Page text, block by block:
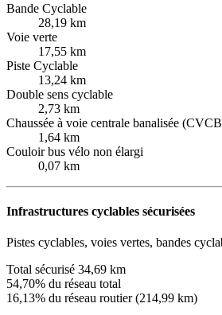
Bande Cyclable
28,19 km
Voie verte
17,55 km
Piste Cyclable
13,24 km
Double sens cyclable
2,73 km
Chaussée à voie centrale banalisée
1,64 km
Couloir bus vélo non élargi
0,07 km
Infrastructures cyclables sécurisées
Pistes cyclables, voies vertes, bandes
Total sécurisé 34,69 km
54,70% du réseau total
16,13% du réseau routier (214,99 km)